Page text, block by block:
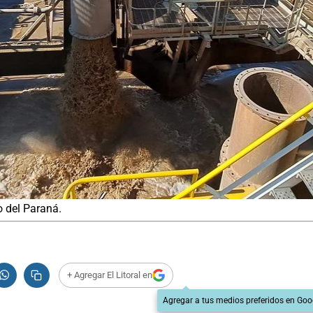
del Paraná.
+ Agregar El Litoral en
Agregar a tus medios preferidos en